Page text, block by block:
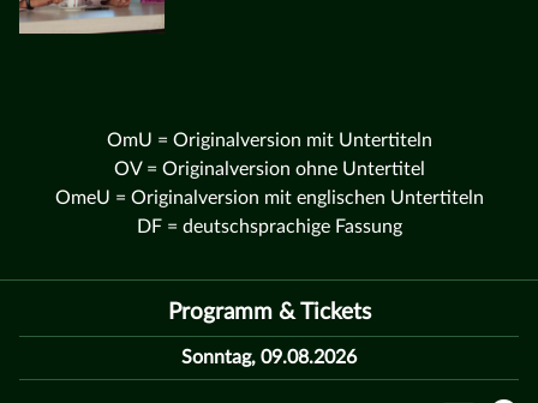
OmU = Originalversion mit Untertiteln
OV = Originalversion ohne Untertitel
OmeU = Originalversion mit englischen Untertiteln
DF = deutschsprachige Fassung
Programm & Tickets
Sonntag, 09.08.2026